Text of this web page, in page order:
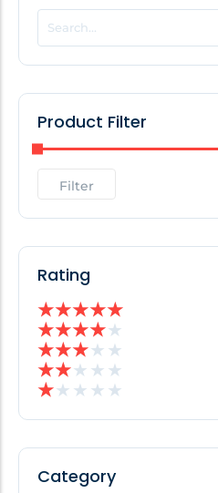
POPULAR THIS WEEK
No Posts
No Posts
Product Filter
Filter
Rating
★★★★★
★★★★★
★★★★ ★
★★★ ★ ★
★★ ★ ★ ★
Category